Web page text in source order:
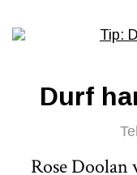
Durf
Rose Doolan